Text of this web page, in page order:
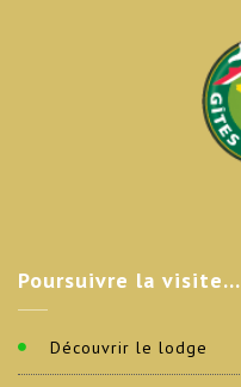
Poursuivre la visite…
Découvrir le lodge